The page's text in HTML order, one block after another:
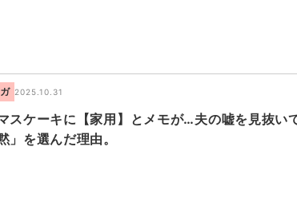
2025.10.31
スケーキに【家用】とメモが…夫の嘘を見抜い
」を選んだ理由。